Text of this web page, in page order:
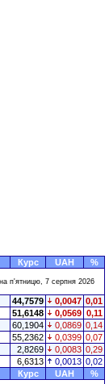
Курс UAH %
п'ятницю, 7 серпня 2026
44,7579 0,0047 0,01
51,6148 0,0569 0,11
60,1904 0,0869 0,14
55,2362 0,0399 0,07
2,8269 0,0083 0,29
6,6313 0,0013 0,02
Курс UAH %